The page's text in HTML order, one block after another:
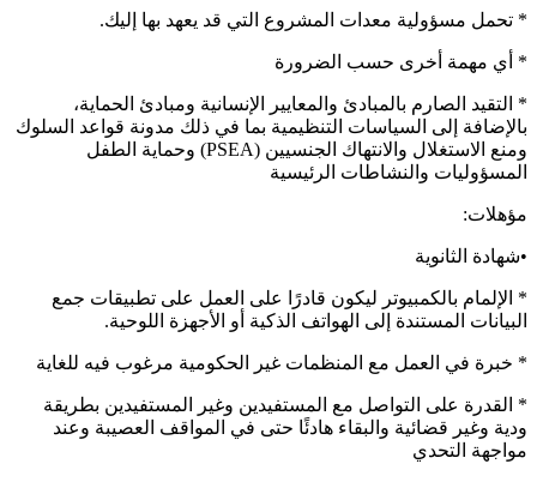
* تحمل مسؤولية معدات المشروع التي قد يعهد بها إليك.
* أي مهمة أخرى حسب الضرورة
* التقيد الصارم بالمبادئ والمعايير الإنسانية ومبادئ الحماية،
بالإضافة إلى السياسات التنظيمية بما في ذلك مدونة قواعد السلوك
ومنع الاستغلال والانتهاك الجنسيين (PSEA) وحماية الطفل
المسؤوليات والنشاطات الرئيسية
مؤهلات:
•شهادة الثانوية
* الإلمام بالكمبيوتر ليكون قادرًا على العمل على تطبيقات جمع
البيانات المستندة إلى الهواتف الذكية أو الأجهزة اللوحية.
* خبرة في العمل مع المنظمات غير الحكومية مرغوب فيه للغاية
* القدرة على التواصل مع المستفيدين وغير المستفيدين بطريقة
ودية وغير قضائية والبقاء هادئًا حتى في المواقف العصيبة وعند
مواجهة التحدي